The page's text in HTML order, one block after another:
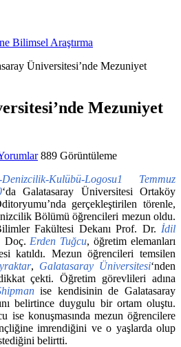
Bilimsel Araştırma
Üniversitesi’nde Mezuniyet
Mezuniyet
889 Görüntüleme
1 Temmuz
‘da Galatasaray Üniversitesi Ortaköy
gerçekleştirilen törenle,
Bölümü öğrencileri mezun oldu.
Fakültesi Dekanı Prof. Dr. İdil
Doç. Erden Tuğcu, öğretim elemanları
katıldı. Mezun öğrencileri temsilen
, Galatasaray Üniversitesi‘nden
çekti. Öğretim görevlileri adına
ise kendisinin de Galatasaray
belirtince duygulu bir ortam oluştu.
ise konuşmasında mezun öğrencilere
imrendiğini ve o yaşlarda olup
belirtti.